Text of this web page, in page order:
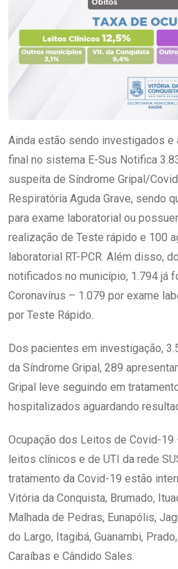
Ainda estão sendo investigados e
final no sistema E-Sus Notifica
suspeita de Síndrome Gripal/
Respiratória Aguda Grave, sendo
para exame laboratorial ou
realização de Teste rápido e 100
laboratorial RT-PCR. Além disso,
notificados no município, 1.794 já
Coronavírus – 1.079 por exame
por Teste Rápido.
Dos pacientes em investigação,
da Síndrome Gripal, 289
Gripal leve seguindo em
hospitalizados aguardando
Ocupação dos Leitos de Covid-
leitos clínicos e de UTI da rede
tratamento da Covid-19 estão
Vitória da Conquista, Brumado,
Malhada de Pedras, Eunapólis,
do Largo, Itagibá, Guanambi,
Caraíbas e Cândido Sales.